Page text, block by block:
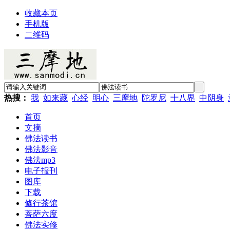
收藏本页
手机版
二维码
热搜： 我 如来藏 心经 明心 三摩地 陀罗尼 十八界 中阴身
首页
文摘
佛法读书
佛法影音
佛法mp3
电子报刊
图库
下载
修行茶馆
菩萨六度
佛法实修